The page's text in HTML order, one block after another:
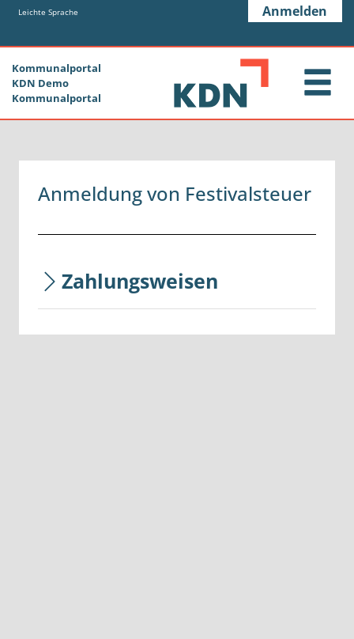
Zum Hauptinhalt springen
Zum Header
Zum Hauptinhalt
Zum Footer
Leichte Sprache Anmelden
Kommunalportal
KDN Demo
Kommunalportal
Anmeldung von Festivalsteuer
Zahlungsweisen